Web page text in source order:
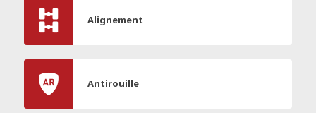
Alignement
Antirouille